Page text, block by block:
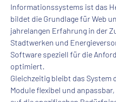
Informationssystems ist das
bildet die Grundlage für Web
jahrelangen Erfahrung in der
Stadtwerken und
Software speziell für die
optimiert.
Gleichzeitig bleibt das System
Module flexibel und